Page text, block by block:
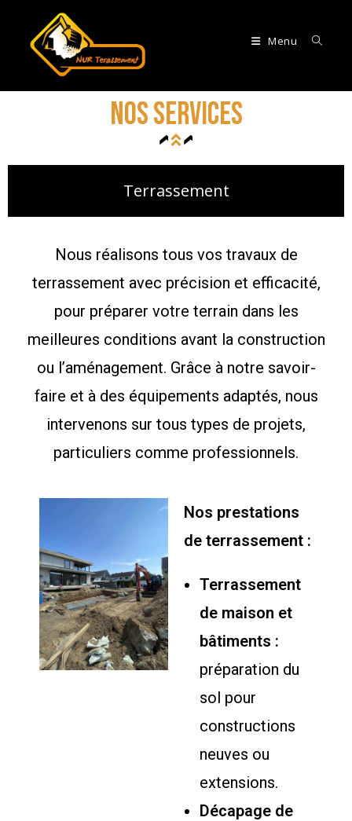
Menu
Nos Services
Terrassement
Nous réalisons tous vos travaux de
terrassement avec précision et efficacité,
pour préparer votre terrain dans les
meilleures conditions avant la construction
ou l’aménagement. Grâce à notre savoir-
faire et à des équipements adaptés, nous
intervenons sur tous types de projets,
particuliers comme professionnels.
Nos prestations
de terrassement :
Terrassement
de maison et
bâtiments :
préparation du
sol pour
constructions
neuves ou
extensions.
Décapage de